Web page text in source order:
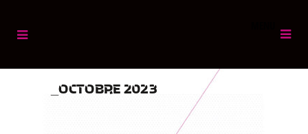
OCTOBRE 2023